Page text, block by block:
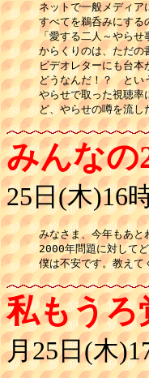
ネットで一般メディア
すべてを鵜呑みにする
「愛する二人～やら
からくりのは、ただの
ビデオレターにも台本
どうなんだ！？　とい
やらせで取った視聴率
ど、やらせの噂を流し
みんなの
25日(木)16
みなさま、今年もあと
2000年問題に対して
私もうろ
月25日(木